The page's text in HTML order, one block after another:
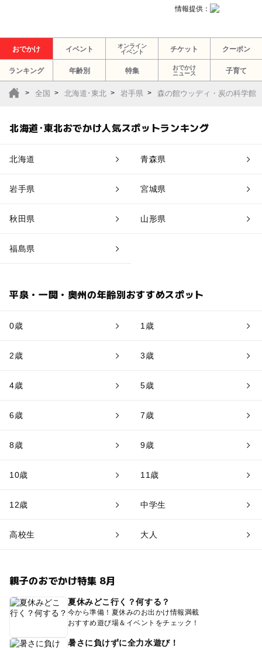
情報提供：
おでかけ イベント
オンライン
イベント
チケット クーポン
ランキング 年齢別 特集
おでかけ
ニュース
子育て
全国 北海道･東北 岩手県 森の館ウッディ・炭の科学館
北海道･東北おでかけ人気スポットランキング
北海道 青森県
岩手県 宮城県
秋田県 山形県
福島県
平泉・一関・奥州の年齢別おすすめスポット
0歳 1歳
2歳 3歳
4歳 5歳
6歳 7歳
8歳 9歳
10歳 11歳
12歳 中学生
高校生 大人
親子のおでかけ特集 8月
夏休みどこ行く？何する？
今から準備！夏休みのお出かけ情報満載
おすすめ遊び場＆イベントをチェック！
暑さに負けずに全力水遊び！